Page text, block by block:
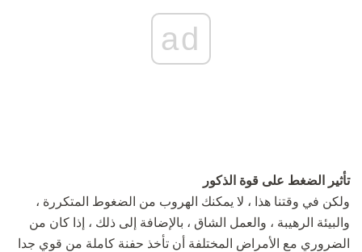
ad
تأثير الضغط على قوة الذكور
ولكن في وقتنا هذا ، لا يمكنك الهروب من الضغوط المتكررة ،
والبيئة الرهيبة ، والعمل الشاق ، بالإضافة إلى ذلك ، إذا كان من
الضروري مع الأمراض المختلفة أن تأخذ حفنة كاملة من قوي جدا